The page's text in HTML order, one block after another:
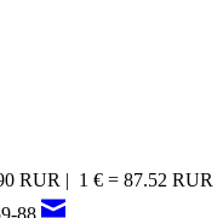
1 € = 87.52 RUR
RUR |
88